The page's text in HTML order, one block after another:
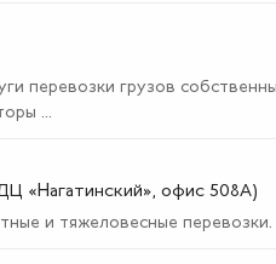
перевозки грузов
...
«Нагатинский», офис 508А)
и тяжеловесные перевозки.